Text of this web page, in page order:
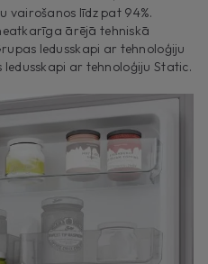
vairošanos līdz pat 94%.
ārējā tehniskā
ledusskapi ar tehnoloģiju
ar tehnoloģiju Static.